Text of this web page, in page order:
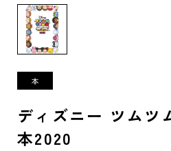
ディズニー ツムツ
本2020